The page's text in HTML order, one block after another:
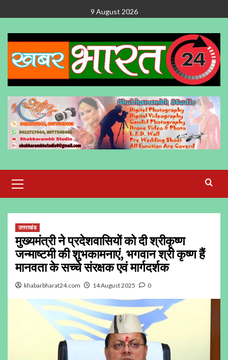
to
content
9 August 2026
Menu
उत्तराखंड
मुख्यमंत्री ने प्रदेशवासियों को दी श्रीकृष्ण
जन्माष्टमी की शुभकामनाएं, भगवान श्री कृष्ण हैं
मानवता के सच्चे संरक्षक एवं मार्गदर्शक
khabarbharat24.com 14 August 2025 0